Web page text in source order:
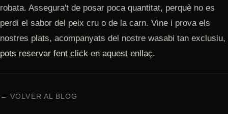
robata. Assegura't de posar poca quantitat, perquè no es
perdi el sabor del peix cru o de la carn. Vine i prova els
nostres plats, acompanyats del nostre wasabi tan exclusiu,
pots reservar fent click en aquest enllaç.
← VOLVER AL BLOG